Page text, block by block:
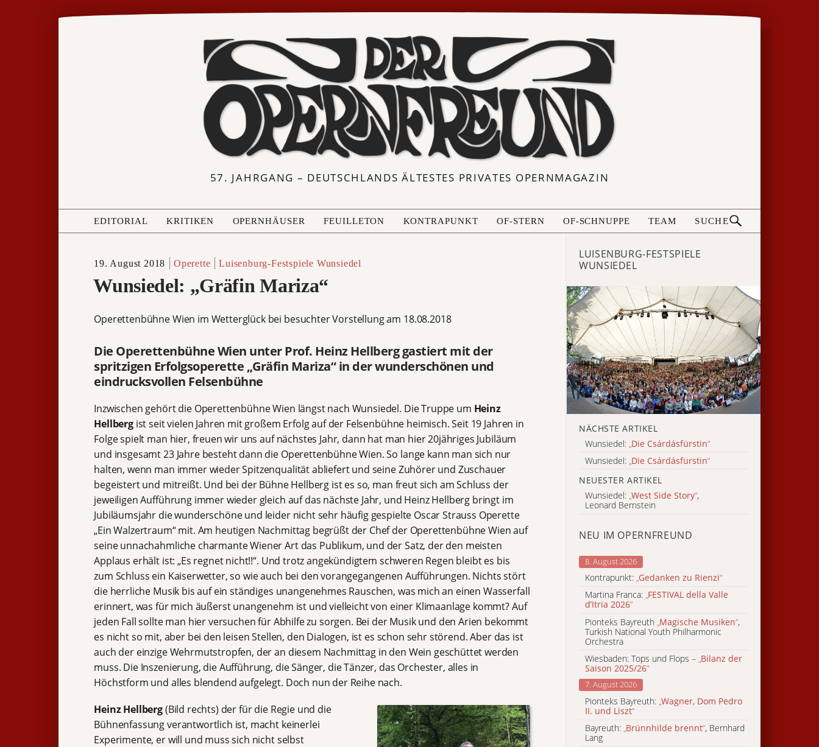
57. JAHRGANG – DEUTSCHLANDS ÄLTESTES PRIVATES OPERNMAGAZIN
EDITORIAL KRITIKEN OPERNHÄUSER FEUILLETON KONTRAPUNKT OF-STERN OF-SCHNUPPE TEAM SUCHE
19. August 2018 Operette Luisenburg-Festspiele Wunsiedel
Wunsiedel: „Gräfin Mariza“
Operettenbühne Wien im Wetterglück bei besuchter Vorstellung am 18.08.2018
Die Operettenbühne Wien unter Prof. Heinz Hellberg gastiert mit der
spritzigen Erfolgsoperette „Gräfin Mariza“ in der wunderschönen und
eindrucksvollen Felsenbühne
Inzwischen gehört die Operettenbühne Wien längst nach Wunsiedel. Die Truppe um Heinz
Hellbergist seit vielen Jahren mit großem Erfolg auf der Felsenbühne heimisch. Seit 19 Jahren in
Folge spielt man hier, freuen wir uns auf nächstes Jahr, dann hat man hier 20jähriges Jubiläum
und insgesamt 23 Jahre besteht dann die Operettenbühne Wien. So lange kann man sich nur
halten, wenn man immer wieder Spitzenqualität abliefert und seine Zuhörer und Zuschauer
begeistert und mitreißt. Und bei der Bühne Hellberg ist es so, man freut sich am Schluss der
jeweiligen Aufführung immer wieder gleich auf das nächste Jahr, und Heinz Hellberg bringt im
Jubiläumsjahr die wunderschöne und leider nicht sehr häufig gespielte Oscar Strauss Operette
„Ein Walzertraum“ mit. Am heutigen Nachmittag begrüßt der Chef der Operettenbühne Wien auf
seine unnachahmliche charmante Wiener Art das Publikum, und der Satz, der den meisten
Applaus erhält ist: „Es regnet nicht!!“. Und trotz angekündigtem schweren Regen bleibt es bis
zum Schluss ein Kaiserwetter, so wie auch bei den vorangegangenen Aufführungen. Nichts stört
die herrliche Musik bis auf ein ständiges unangenehmes Rauschen, was mich an einen Wasserfall
erinnert, was für mich äußerst unangenehm ist und vielleicht von einer Klimaanlage kommt? Auf
jeden Fall sollte man hier versuchen für Abhilfe zu sorgen. Bei der Musik und den Arien bekommt
es nicht so mit, aber bei den leisen Stellen, den Dialogen, ist es schon sehr störend. Aber das ist
auch der einzige Wehrmutstropfen, der an diesem Nachmittag in den Wein geschüttet werden
muss. Die Inszenierung, die Aufführung, die Sänger, die Tänzer, das Orchester, alles in
Höchstform und alles blendend aufgelegt. Doch nun der Reihe nach.
Heinz Hellberg(Bild rechts) der für die Regie und die
Bühnenfassung verantwortlich ist, macht keinerlei
Experimente, er will und muss sich nicht selbst
LUISENBURG-FESTSPIELE
WUNSIEDEL
NÄCHSTE ARTIKEL
Wunsiedel: Die Csárdásfürstin“
Wunsiedel: Die Csárdásfürstin“
NEUESTER ARTIKEL
Wunsiedel: „West Side Story“,
Leonard Bernstein
NEU IM OPERNFREUND
8. August 2026
Kontrapunkt: „Gedanken zu Rienzi“
Martina Franca: „FESTIVAL della Valle
d’Itria 2026“
Pionteks Bayreuth Magische Musiken“,
Turkish National Youth Philharmonic
Orchestra
Wiesbaden: Tops und Flops – Bilanz der
Saison 2025/26“
7. August 2026
Pionteks Bayreuth: „Wagner, Dom Pedro
II. und Liszt“
Bayreuth: „Brünnhilde brennt“, Bernhard
Lang